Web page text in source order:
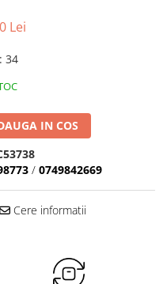
Lei
: 34
IN COS
/ 0749842669
Cere informatii